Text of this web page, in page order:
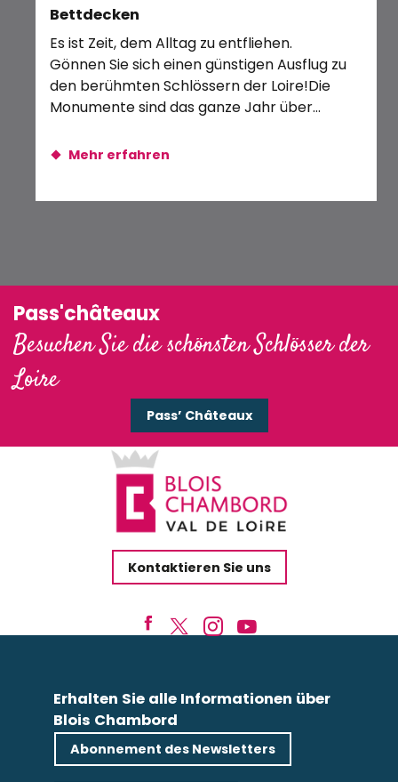
Ciné Marmots : projection de Le Royaume des Chats
Apéro-Concert
Bettdecken
Es ist Zeit, dem Alltag zu entfliehen.
Gönnen Sie sich einen günstigen Ausflug zu
den berühmten Schlössern der Loire!Die
Monumente sind das ganze Jahr über
Mehr erfahren
Pass'châteaux
Besuchen Sie die schönsten Schlösser der
Loire
Pass’ Châteaux
Kontaktieren Sie uns
Erhalten Sie alle Informationen über
Blois Chambord
Abonnement des Newsletters